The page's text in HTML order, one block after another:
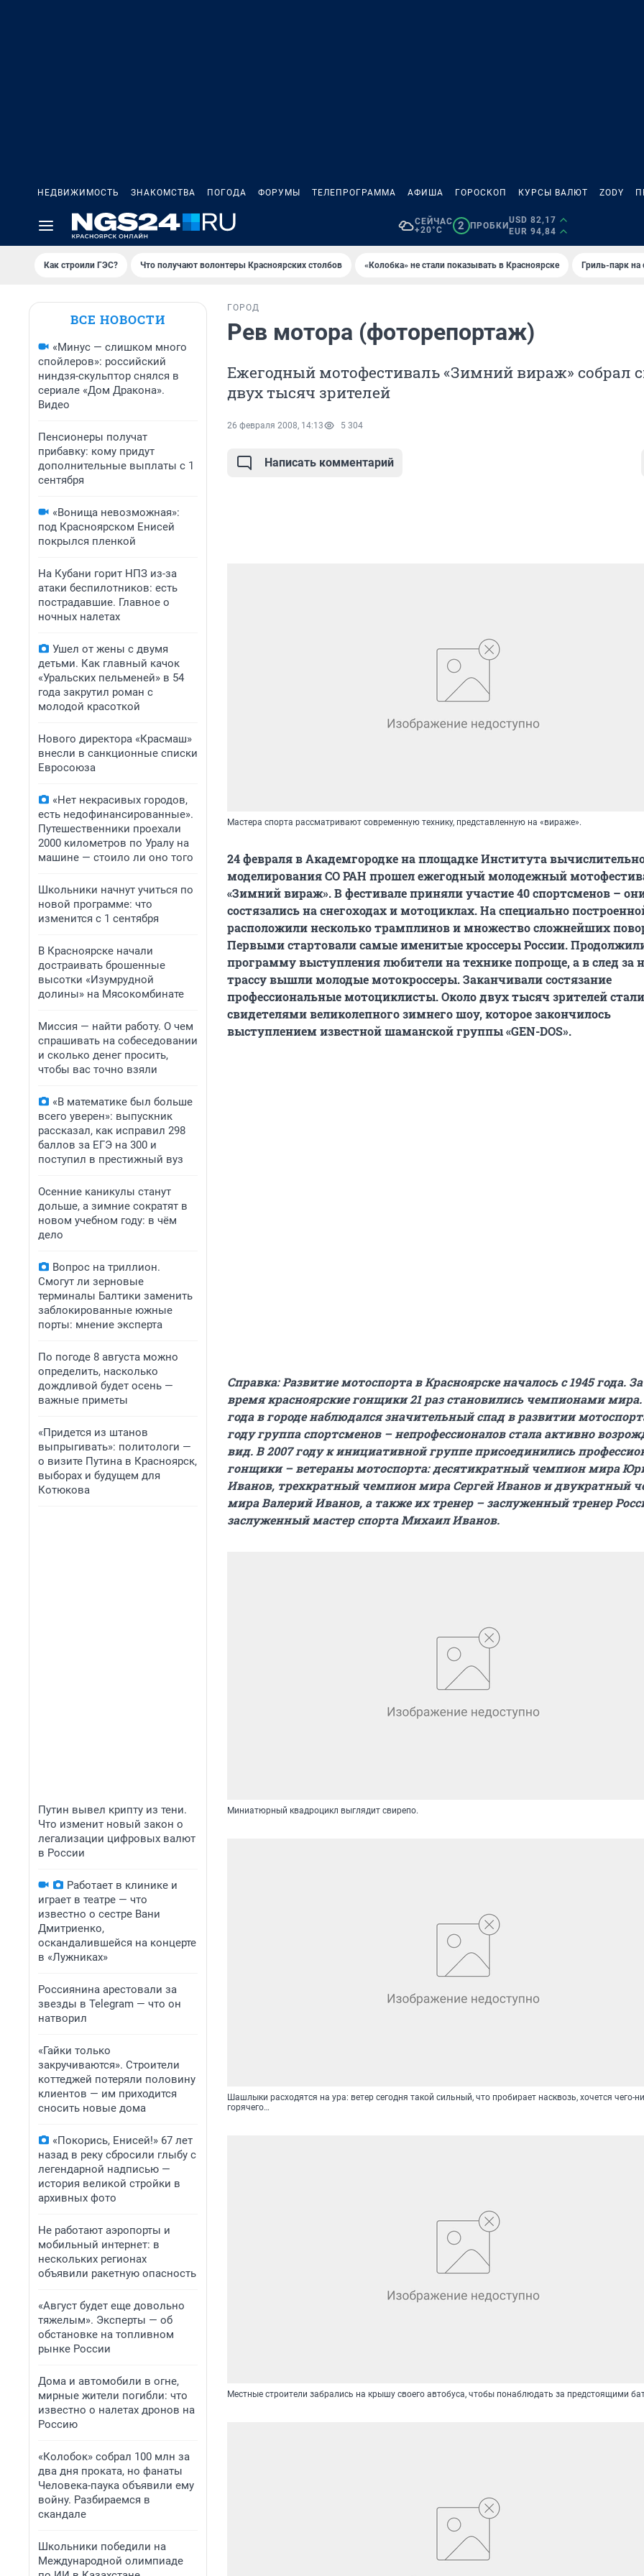
НЕДВИЖИМОСТЬ ЗНАКОМСТВА ПОГОДА ФОРУМЫ ТЕЛЕПРОГРАММА АФИША ГОРОСКОП КУРСЫ ВАЛЮТ ZODY
СЕЙЧАС
+20°C
2 ПРОБКИ
USD 82,17
EUR 94,84
Как строили ГЭС? Что получают волонтеры Красноярских столбов «Колобка» не стали показывать в Красноярске Гриль-парк на
ВСЕ НОВОСТИ
«Минус — слишком много
спойлеров»: российский
ниндзя-скульптор снялся в
сериале «Дом Дракона».
Видео
Пенсионеры получат
прибавку: кому придут
дополнительные выплаты с 1
сентября
«Вонища невозможная»:
под Красноярском Енисей
покрылся пленкой
На Кубани горит НПЗ из-за
атаки беспилотников: есть
пострадавшие. Главное о
ночных налетах
Ушел от жены с двумя
детьми. Как главный качок
«Уральских пельменей» в 54
года закрутил роман с
молодой красоткой
Нового директора «Красмаш»
внесли в санкционные списки
Евросоюза
«Нет некрасивых городов,
есть недофинансированные».
Путешественники проехали
2000 километров по Уралу на
машине — стоило ли оно того
Школьники начнут учиться по
новой программе: что
изменится с 1 сентября
В Красноярске начали
достраивать брошенные
высотки «Изумрудной
долины» на Мясокомбинате
Миссия — найти работу. О чем
спрашивать на собеседовании
и сколько денег просить,
чтобы вас точно взяли
«В математике был больше
всего уверен»: выпускник
рассказал, как исправил 298
баллов за ЕГЭ на 300 и
поступил в престижный вуз
Осенние каникулы станут
дольше, а зимние сократят в
новом учебном году: в чём
дело
Вопрос на триллион.
Смогут ли зерновые
терминалы Балтики заменить
заблокированные южные
порты: мнение эксперта
По погоде 8 августа можно
определить, насколько
дождливой будет осень —
важные приметы
«Придется из штанов
выпрыгивать»: политологи —
о визите Путина в Красноярск,
выборах и будущем для
Котюкова
Путин вывел крипту из тени.
Что изменит новый закон о
легализации цифровых валют
в России
Работает в клинике и
играет в театре — что
известно о сестре Вани
Дмитриенко,
оскандалившейся на концерте
в «Лужниках»
Россиянина арестовали за
звезды в Telegram — что он
натворил
«Гайки только
закручиваются». Строители
коттеджей потеряли половину
клиентов — им приходится
сносить новые дома
«Покорись, Енисей!» 67 лет
назад в реку сбросили глыбу с
легендарной надписью —
история великой стройки в
архивных фото
Не работают аэропорты и
мобильный интернет: в
нескольких регионах
объявили ракетную опасность
«Август будет еще довольно
тяжелым». Эксперты — об
обстановке на топливном
рынке России
Дома и автомобили в огне,
мирные жители погибли: что
известно о налетах дронов на
Россию
«Колобок» собрал 100 млн за
два дня проката, но фанаты
Человека-паука объявили ему
войну. Разбираемся в
скандале
Школьники победили на
Международной олимпиаде
ГОРОД
Рев мотора (фоторепортаж)
Ежегодный мотофестиваль «Зимний вираж» собрал
двух тысяч зрителей
26 февраля 2008, 14:13 5 304
Написать комментарий
Мастера спорта рассматривают современную технику, представленную на «вираже».
24 февраля в Академгородке на площадке Института
моделирования СО РАН прошел ежегодный молодежный
«Зимний вираж». В фестивале приняли участие 40 спортсменов –
состязались на снегоходах и мотоциклах. На специально
расположили несколько трамплинов и множество сложнейших
Первыми стартовали самые именитые кроссеры России.
программу выступления любители на технике попроще, а в след за
трассу вышли молодые мотокроссеры. Заканчивали состязание
профессиональные мотоциклисты. Около двух тысяч зрителей стали
свидетелями великолепного зимнего шоу, которое закончилось
выступлением известной шаманской группы «GEN-DOS».
Справка:Развитие мотоспорта в Красноярске началось с 1945 года.
время красноярские гонщики 21 раз становились чемпионами мира.
года в городе наблюдался значительный спад в развитии
году группа спортсменов – непрофессионалов стала активно
вид. В 2007 году к инициативной группе присоединились
гонщики – ветераны мотоспорта: десятикратный чемпион мира
Иванов, трехкратный чемпион мира Сергей Иванов и двукратный
мира Валерий Иванов, а также их тренер – заслуженный тренер
заслуженный мастер спорта Михаил Иванов.
Миниатюрный квадроцикл выглядит свирепо.
Шашлыки расходятся на ура: ветер сегодня такой сильный, что пробирает насквозь, хочется чего-
горячего…
Местные строители забрались на крышу своего автобуса, чтобы понаблюдать за предстоящими